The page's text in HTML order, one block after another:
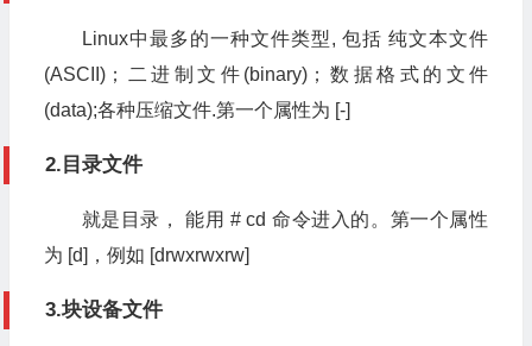
Linux中最多的一种文件类型, 包括 纯文本文件
(ASCII)；二进制文件(binary)；数据格式的文件
(data);各种压缩文件.第一个属性为 [-]
2.目录文件
就是目录， 能用 # cd 命令进入的。第一个属性
为 [d]，例如 [drwxrwxrw]
3.块设备文件